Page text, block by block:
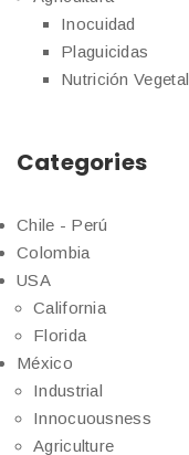
Inocuidad
Plaguicidas
Nutrición Vegetal
Categories
Chile - Perú
Colombia
USA
California
Florida
México
Industrial
Innocuousness
Agriculture